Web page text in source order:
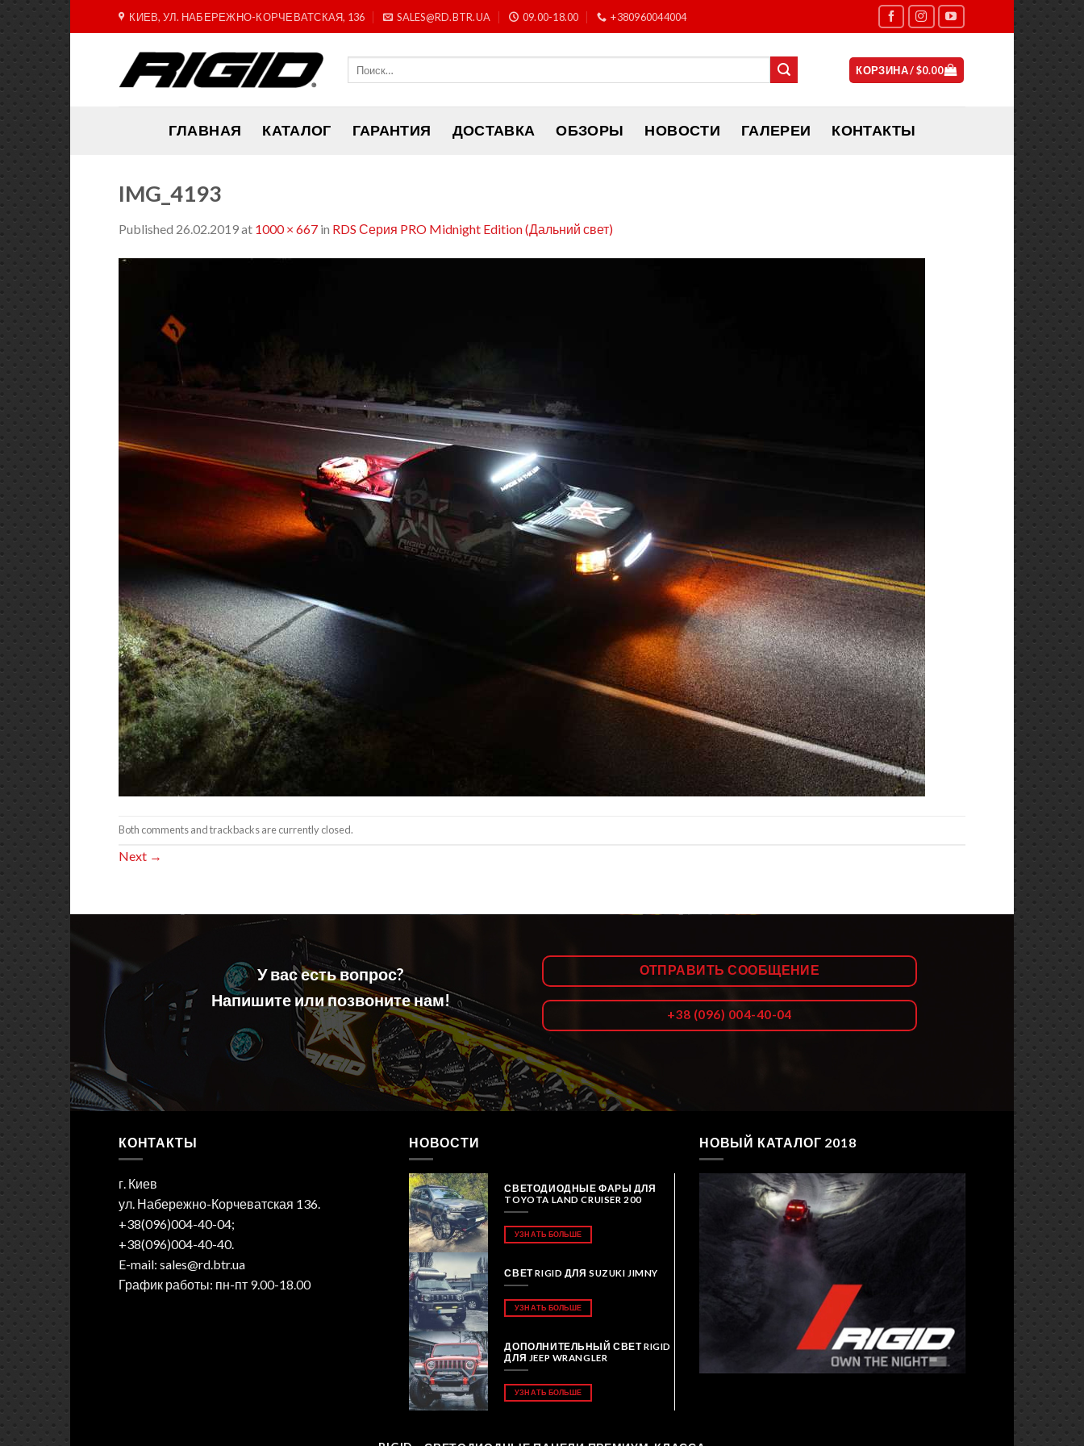
to
КИЕВ, УЛ. НАБЕРЕЖНО-КОРЧЕВАТСКАЯ, 136 SALES@RD.BTR.UA 09.00-18.00 +380960044004
КОРЗИНА /$0.00
ГЛАВНАЯ КАТАЛОГ ГАРАНТИЯ ДОСТАВКА ОБЗОРЫ НОВОСТИ ГАЛЕРЕИ КОНТАКТЫ
IMG_4193
Published 26.02.2019at 1000 × 667 in RDS Серия PRO Midnight Edition (Дальний свет)
Both comments and trackbacks are currently closed.
Next →
У вас есть вопрос?
Напишите или позвоните нам!
ОТПРАВИТЬ СООБЩЕНИЕ
+38 (096) 004-40-04
КОНТАКТЫ
г. Киев
ул. Набережно-Корчеватская 136.
+38(096)004-40-04;
+38(096)004-40-40.
E-mail: sales@rd.btr.ua
График работы: пн-пт 9.00-18.00
НОВОСТИ
СВЕТОДИОДНЫЕ ФАРЫ ДЛЯ
TOYOTA LAND CRUISER 200
УЗНАТЬ БОЛЬШЕ
СВЕТ RIGID ДЛЯ SUZUKI JIMNY
УЗНАТЬ БОЛЬШЕ
ДОПОЛНИТЕЛЬНЫЙ СВЕТ RIGID
ДЛЯ JEEP WRANGLER
УЗНАТЬ БОЛЬШЕ
НОВЫЙ КАТАЛОГ 2018